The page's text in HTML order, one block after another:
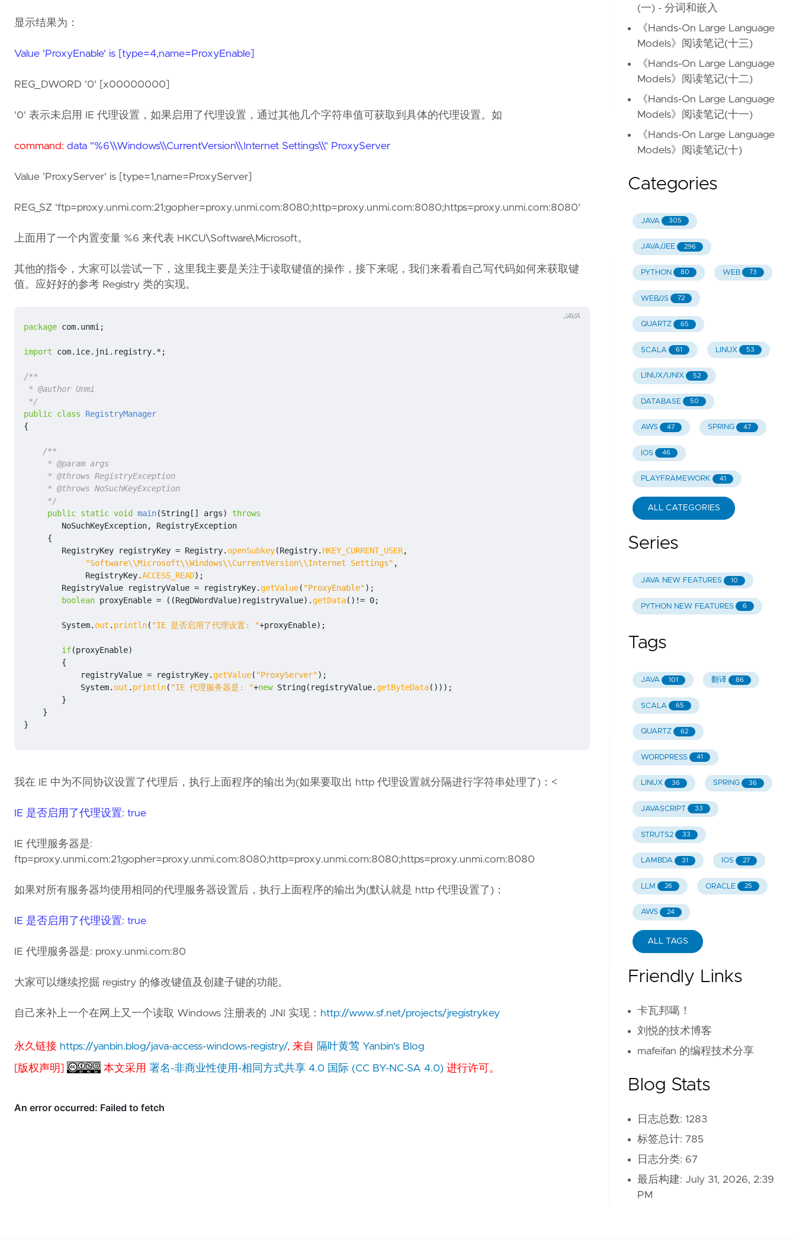
显示结果为：
Value 'ProxyEnable' is [type=4,name=ProxyEnable]
REG_DWORD '0' [x00000000]
'0' 表示未启用 IE 代理设置，如果启用了代理设置，通过其他几个字符串值可获取到具体的代理设置。如
command: data "%6\\Windows\\CurrentVersion\\Internet Settings\\" ProxyServer
Value 'ProxyServer' is [type=1,name=ProxyServer]
REG_SZ 'ftp=proxy.unmi.com:21;gopher=proxy.unmi.com:8080;http=proxy.unmi.com:8080;https=proxy.unmi.com:8080'
上面用了一个内置变量 %6 来代表 HKCU\Software\Microsoft。
其他的指令，大家可以尝试一下，这里我主要是关注于读取键值的操作，接下来呢，我们来看看自己写代码如何来获取键
值。应好好的参考 Registry 类的实现。
package com.unmi ;
import com.ice.jni.registry.* ;
*/
public class
RegistryManager
{
     */
public static void main(String [] args)
throws
NoSuchKeyException,
RegistryException
{
RegistryKey
registryKey = Registry. openSubkey(Registry. HKEY_CURRENT_USER,
"Software\\Microsoft\\Windows\\CurrentVersion\\Internet Settings" ,
RegistryKey.ACCESS_READ);
RegistryValue
registryValue = registryKey.getValue( "ProxyEnable");
boolean proxyEnable = ((RegDWordValue) registryValue).getData() != 0;
System. out . println( "IE 是否启用了代理设置: "+proxyEnable);
if(proxyEnable)
{
registryValue = registryKey.getValue( "ProxyServer");
System. out . println( "IE 代理服务器是: "+new String( registryValue.getByteData()));
}
}
}
JAVA
我在 IE 中为不同协议设置了代理后，执行上面程序的输出为(如果要取出 http 代理设置就分隔进行字符串处理了)：<
IE 是否启用了代理设置: true
IE 代理服务器是:
ftp=proxy.unmi.com:21;gopher=proxy.unmi.com:8080;http=proxy.unmi.com:8080;https=proxy.unmi.com:8080
如果对所有服务器均使用相同的代理服务器设置后，执行上面程序的输出为(默认就是 http 代理设置了)：
IE 是否启用了代理设置: true
IE 代理服务器是: proxy.unmi.com:80
大家可以继续挖掘 registry 的修改键值及创建子键的功能。
自己来补上一个在网上又一个读取 Windows 注册表的 JNI 实现： http://www.sf.net/projects/jregistrykey
永久链接 https://yanbin.blog/java-access-windows-registry/, 来自 隔叶黄莺 Yanbin's Blog
[版权声明] 本文采用署名-非商业性使用-相同方式共享 4.0 国际 (CC BY-NC-SA 4.0) 进行许可。
(一) - 分词和嵌入
《Hands-On Large Language
Models》阅读笔记(十三)
《Hands-On Large Language
Models》阅读笔记(十二)
《Hands-On Large Language
Models》阅读笔记(十一)
《Hands-On Large Language
Models》阅读笔记(十)
Categories
JAVA 305
JAVA/JEE 296
PYTHON 80 WEB 73
WEB/JS 72
QUARTZ 65
SCALA 61 LINUX 53
LINUX/UNIX 52
DATABASE 50
AWS 47 SPRING 47
IOS 46
PLAYFRAMEWORK 41
ALL CATEGORIES
Series
JAVA NEW FEATURES 10
PYTHON NEW FEATURES 6
Tags
JAVA 101 翻译 86
SCALA 65
QUARTZ 62
WORDPRESS 41
LINUX 36 SPRING 36
JAVASCRIPT 33
STRUTS2 33
LAMBDA 31 IOS 27
LLM 26 ORACLE 25
AWS 24
ALL TAGS
Friendly Links
卡瓦邦噶！
刘悦的技术博客
mafeifan 的编程技术分享
Blog Stats
日志总数: 1283
标签总计: 785
日志分类: 67
最后构建: July 31, 2026, 2:39
PM